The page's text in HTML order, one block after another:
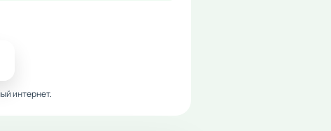
интернет.